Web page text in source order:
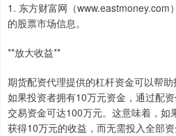
1. 东方财富网（www.eastmoney.com
的股票市场信息。
**放大收益**
期货配资代理提供的杠杆资金可以帮
如果投资者拥有10万元资金，通过配
交易资金可达100万元。这意味着，如
获得10万元的收益，而无需投入全部资